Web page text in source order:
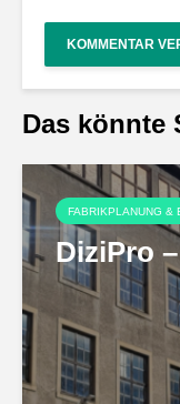
Das könnte
FABRIKPLANUNG &
DiziPro